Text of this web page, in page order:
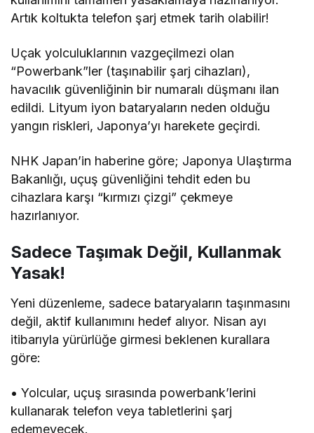
Artık koltukta telefon şarj etmek tarih olabilir!
Uçak yolculuklarının vazgeçilmezi olan
“Powerbank”ler (taşınabilir şarj cihazları),
havacılık güvenliğinin bir numaralı düşmanı ilan
edildi. Lityum iyon bataryaların neden olduğu
yangın riskleri, Japonya’yı harekete geçirdi.
NHK Japan’in haberine göre; Japonya Ulaştırma
Bakanlığı, uçuş güvenliğini tehdit eden bu
cihazlara karşı “kırmızı çizgi” çekmeye
hazırlanıyor.
Sadece Taşımak Değil, Kullanmak
Yasak!
Yeni düzenleme, sadece bataryaların taşınmasını
değil, aktif kullanımını hedef alıyor. Nisan ayı
itibarıyla yürürlüğe girmesi beklenen kurallara
göre:
• Yolcular, uçuş sırasında powerbank’lerini
kullanarak telefon veya tabletlerini şarj
edemeyecek.